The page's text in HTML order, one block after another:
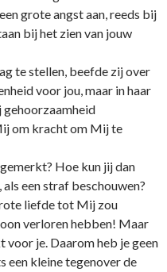
grote angst aan, reeds bij
bij het zien van jouw
te stellen, beefde zij over
voor jou, maar in haar
om kracht om Mij te
Hoe kun jij dan
een straf beschouwen?
liefde tot Mij zou
verloren hebben! Maar
voor je. Daarom heb je geen
een kleine tegenover de